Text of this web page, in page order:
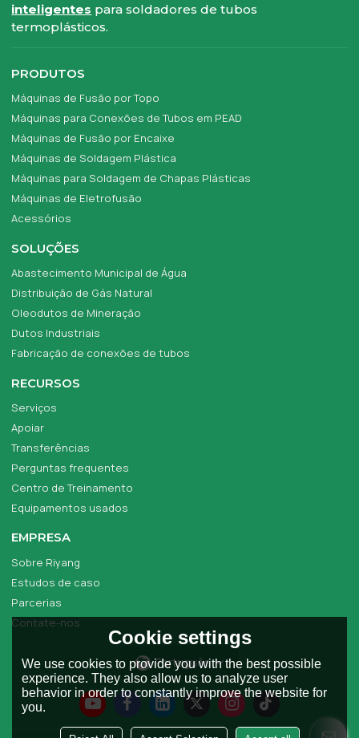
inteligentes para soldadores de tubos
termoplásticos.
PRODUTOS
Máquinas de Fusão por Topo
Máquinas para Conexões de Tubos em PEAD
Máquinas de Fusão por Encaixe
Máquinas de Soldagem Plástica
Máquinas para Soldagem de Chapas Plásticas
Máquinas de Eletrofusão
Acessórios
SOLUÇÕES
Abastecimento Municipal de Água
Distribuição de Gás Natural
Oleodutos de Mineração
Dutos Industriais
Fabricação de conexões de tubos
RECURSOS
Serviços
Apoiar
Transferências
Perguntas frequentes
Centro de Treinamento
Equipamentos usados
EMPRESA
Sobre Riyang
Estudos de caso
Parcerias
Contate-nos
Português
Cookie settings
We use cookies to provide you with the best possible
experience. They also allow us to analyze user
behavior in order to constantly improve the website for
you.